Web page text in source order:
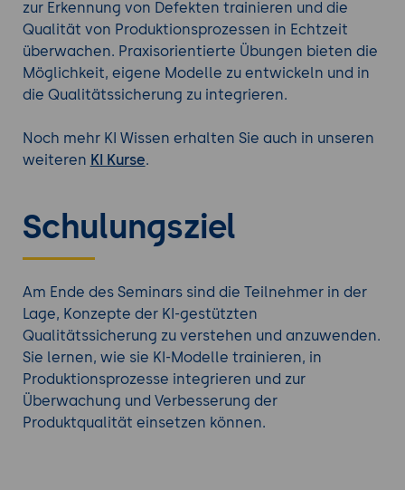
zur Erkennung von Defekten trainieren und die
Qualität von Produktionsprozessen in Echtzeit
überwachen. Praxisorientierte Übungen bieten die
Möglichkeit, eigene Modelle zu entwickeln und in
die Qualitätssicherung zu integrieren.
Noch mehr KI Wissen erhalten Sie auch in unseren
weiteren KI Kurse.
Schulungsziel
Am Ende des Seminars sind die Teilnehmer in der
Lage, Konzepte der KI-gestützten
Qualitätssicherung zu verstehen und anzuwenden.
Sie lernen, wie sie KI-Modelle trainieren, in
Produktionsprozesse integrieren und zur
Überwachung und Verbesserung der
Produktqualität einsetzen können.